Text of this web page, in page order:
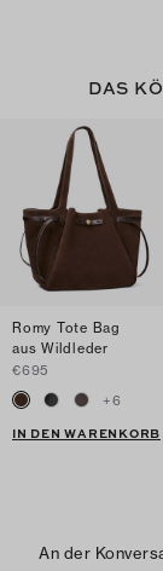
DAS
Romy Tote Bag
aus Wildleder
€695
+6
IN DEN WARENKORB
An der